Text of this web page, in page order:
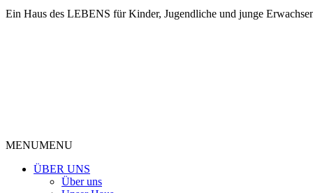
Ein Haus des LEBENS für Kinder, Jugendliche und junge
MENUMENU
ÜBER UNS
Über uns